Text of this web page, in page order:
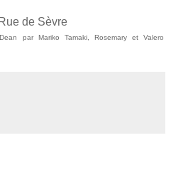
de Sèvre
par Mariko Tamaki, Rosemary et Valero